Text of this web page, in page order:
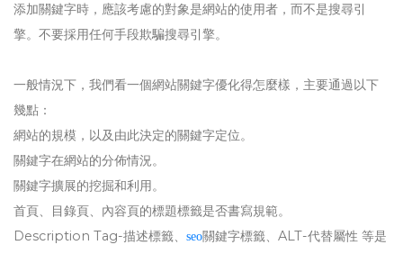
添加關鍵字時，應該考慮的對象是網站的使用者，而不是搜尋引
擎。不要採用任何手段欺騙搜尋引擎。
一般情況下，我們看一個網站關鍵字優化得怎麼樣，主要通過以下
幾點：
網站的規模，以及由此決定的關鍵字定位。
關鍵字在網站的分佈情況。
關鍵字擴展的挖掘和利用。
首頁、目錄頁、內容頁的標題標籤是否書寫規範。
Description Tag-描述標籤、 seo關鍵字標籤、ALT-代替屬性 等是